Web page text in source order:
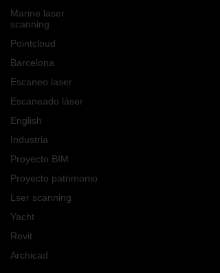
Marine laser
scanning
Pointcloud
Barcelona
Escaneo laser
Escaneado láser
English
Industria
Proyecto BIM
Proyecto patrimonio
Lser scanning
Yacht
Revit
Archicad